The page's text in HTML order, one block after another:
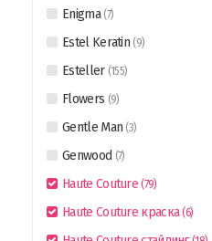
Enigma (7)
Estel Keratin (9)
Esteller (155)
Flowers (9)
Gentle Man (3)
Genwood (7)
Haute Couture(79)
Haute Couture краска(6)